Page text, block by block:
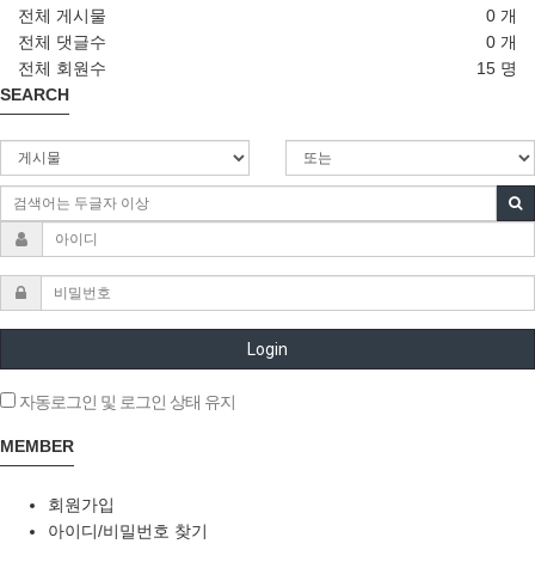
0 개
전체 게시물
0 개
전체 댓글수
15 명
전체 회원수
SEARCH
Login
자동로그인 및 로그인 상태 유지
MEMBER
회원가입
아이디/비밀번호 찾기